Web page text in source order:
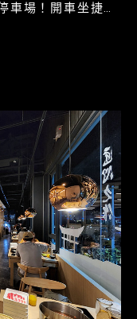
車場！開車坐捷運